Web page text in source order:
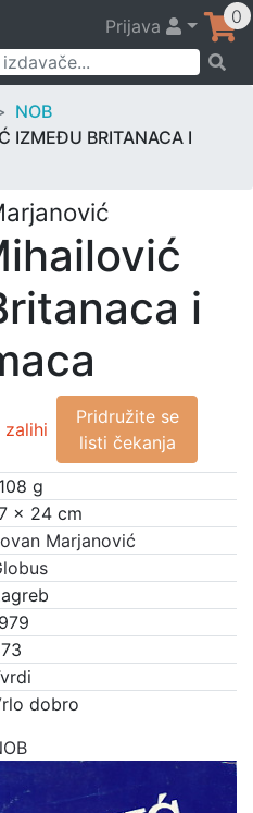
Prijava 0
NOB
IZMEĐU BRITANACA I
i
zalihi
Pridružite se
listi čekanja
g
× 24 cm
Marjanović
dobro